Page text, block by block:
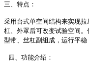
三、特点：
采用台式单空间结构来实现
杠、外罩后可改变试验空间
型带、丝杠副组成，运行平稳
四、功能介绍：